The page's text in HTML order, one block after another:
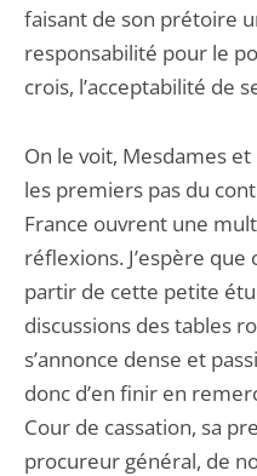
faisant de son prétoire
responsabilité pour le
crois, l’acceptabilité de
On le voit, Mesdames
les premiers pas du
France ouvrent une
réflexions. J’espère que
partir de cette petite
discussions des tables
s’annonce dense et
donc d’en finir en
Cour de cassation, sa
procureur général, de